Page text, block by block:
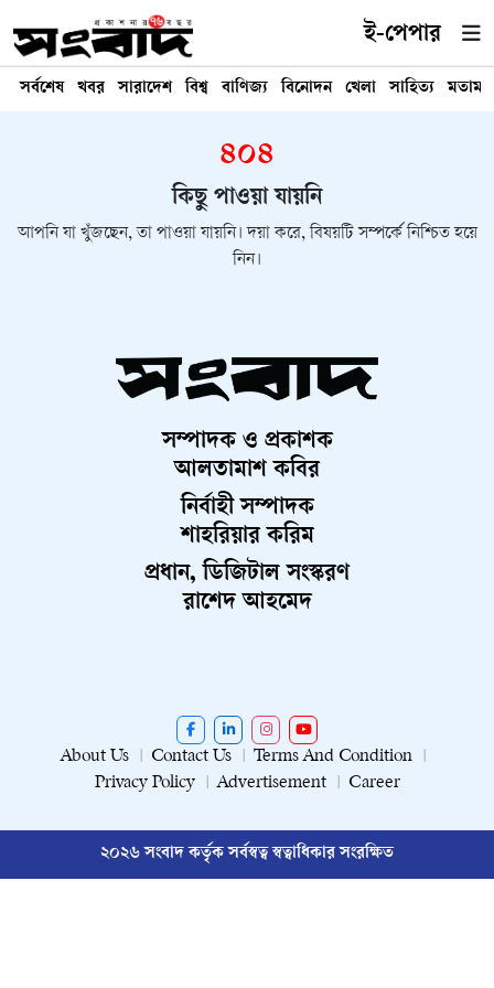
ই-পেপার
সর্বশেষ খবর সারাদেশ বিশ্ব বাণিজ্য বিনোদন খেলা সাহিত্য মতামত
৪০৪
কিছু পাওয়া যায়নি
আপনি যা খুঁজছেন, তা পাওয়া যায়নি। দয়া করে, বিষয়টি সম্পর্কে নিশ্চিত হয়ে
নিন।
সম্পাদক ও প্রকাশক
আলতামাশ কবির
নির্বাহী সম্পাদক
শাহরিয়ার করিম
প্রধান, ডিজিটাল সংস্করণ
রাশেদ আহমেদ
About Us Contact Us
Terms And Condition
Privacy Policy
Advertisement Career
২০২৬ সংবাদ কর্তৃক সর্বস্বত্ব স্বত্বাধিকার সংরক্ষিত